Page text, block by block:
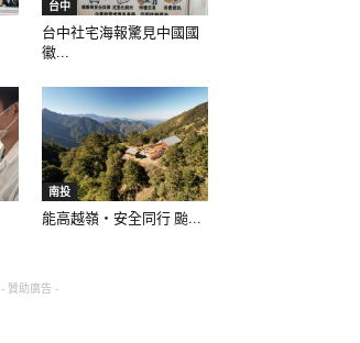
台中
台中社宅海報驚見中國國
徽...
南投
能高越嶺‧安全同行 颱...
- 贊助廣告 -